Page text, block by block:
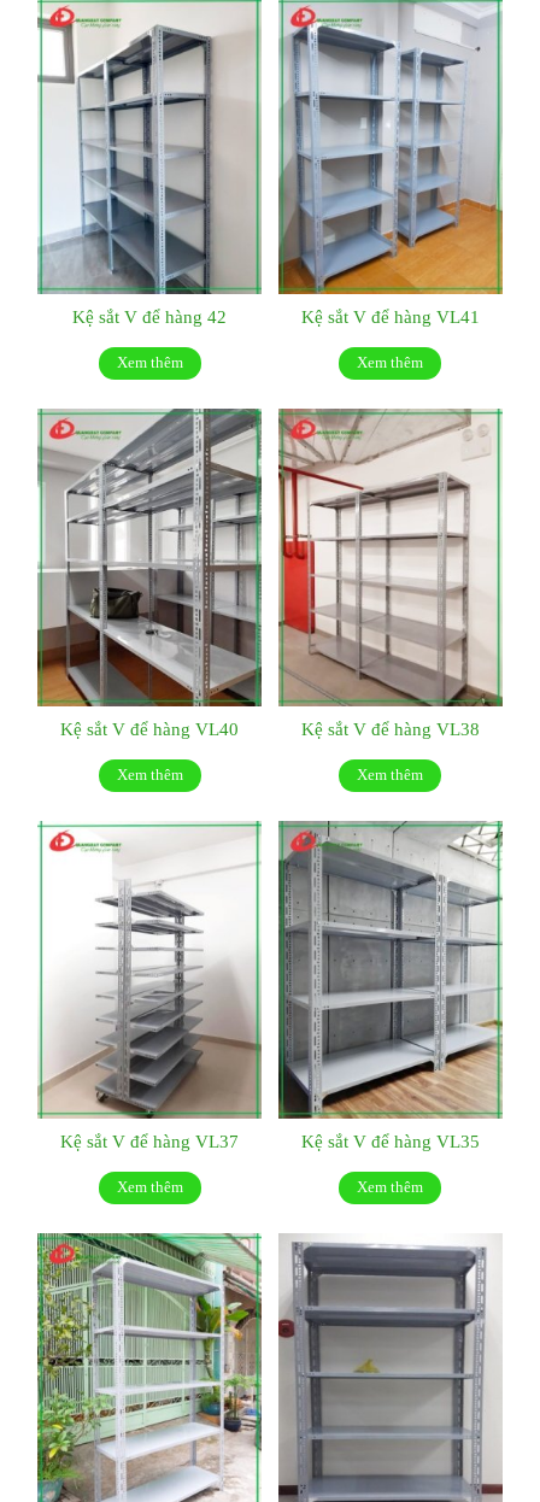
Kệ sắt V để hàng 42
Xem thêm
Kệ sắt V để hàng VL41
Xem thêm
Kệ sắt V để hàng VL40
Xem thêm
Kệ sắt V để hàng VL38
Xem thêm
Kệ sắt V để hàng VL37
Xem thêm
Kệ sắt V để hàng VL35
Xem thêm